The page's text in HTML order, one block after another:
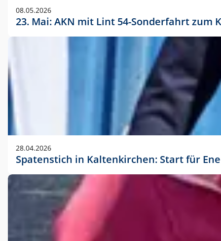
08.05.2026
23. Mai: AKN mit Lint 54-Sonderfahrt
28.04.2026
Spatenstich in Kaltenkirchen: Start für